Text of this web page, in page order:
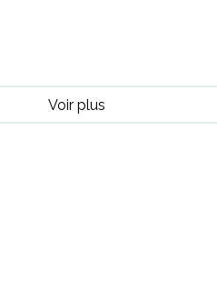
Voir plus